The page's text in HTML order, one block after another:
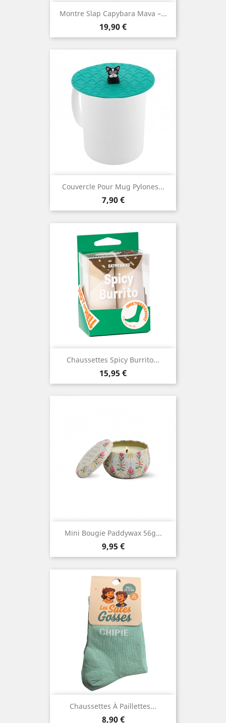
Montre Slap Capybara Mava –...
Prix
19,90 €
Couvercle Pour Mug Pylones...
Prix
7,90 €
Chaussettes Spicy Burrito...
Prix
15,95 €
Mini Bougie Paddywax 56g...
Prix
9,95 €
Chaussettes À Paillettes...
Prix
8,90 €